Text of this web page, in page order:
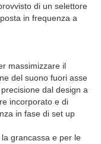
di un selettore
in frequenza a
massimizzare il
del suono fuori asse
dal design a
incorporato e di
in fase di set up
grancassa e per le